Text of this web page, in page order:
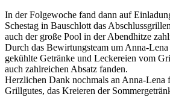
In der Folgewoche fand dann auf
Schestag in Bauschlott das
auch der große Pool in der Abendhitze
Durch das Bewirtungsteam um Anna-
gekühlte Getränke und Leckereien vom
auch zahlreichen Absatz fanden.
Herzlichen Dank nochmals an Anna-Lena
Grillgutes, das Kreieren der